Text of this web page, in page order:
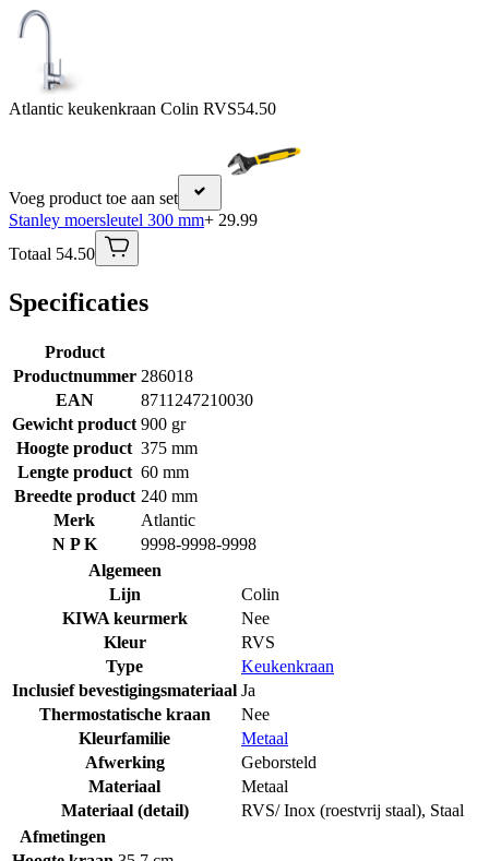
Atlantic keukenkraan Colin RVS54.50
Voeg product toe aan set
Stanley moersleutel 300 mm+ 29.99
Totaal 54.50
Specificaties
Product
Productnummer 286018
EAN
8711247210030
Gewicht product 900 gr
Hoogte product 375 mm
Lengte product 60 mm
Breedte product 240 mm
Merk
Atlantic
N P K
9998-9998-9998
Algemeen
Lijn
Colin
KIWA keurmerk
Nee
Kleur
RVS
Type
Keukenkraan
Inclusief bevestigingsmateriaal Ja
Thermostatische kraan
Nee
Kleurfamilie
Metaal
Afwerking
Geborsteld
Materiaal
Metaal
Materiaal (detail)
RVS/ Inox (roestvrij staal), Staal
Afmetingen